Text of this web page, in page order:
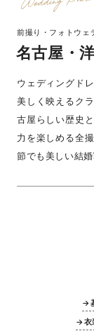
前撮り・フォトウェ
名古屋・
ウェディングド
美しく映えるク
古屋らしい歴史
力を楽しめる全
節でも美しい結婚
→
→衣